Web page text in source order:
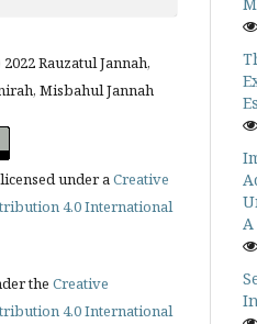
Rauzatul Jannah,
Misbahul Jannah
under aCreative
4.0 International
the Creative
4.0 International
A